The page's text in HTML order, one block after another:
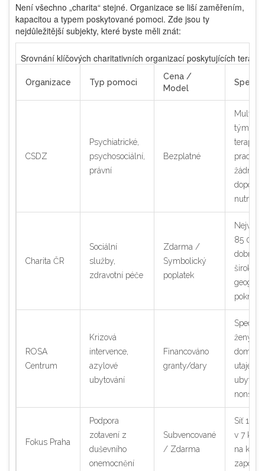
Není všechno „charita“ stejné. Organizace se liší zaměřením,
kapacitou a typem poskytované pomoci. Zde jsou ty
nejdůležitější subjekty, které byste měli znát:
Srovnání klíčových charitativních organizací poskytujících terapii
Organizace Typ pomoci
Cena /
Model
CSDZ
Psychiatrické,
psychosociální,
právní
Bezplatné
tým
žádná
nutná
Charita ČR
Sociální
služby,
zdravotní péče
Zdarma /
Symbolický
poplatek
85 000+
široké
pokrytí
ROSA
Centrum
Krizová
intervence,
azylové
ubytování
Financováno
granty/dary
ženy
utajené
Fokus Praha
Podpora
zotavení z
duševního
onemocnění
Subvencované
/ Zdarma
Síť 10
v 7
na
zapojení